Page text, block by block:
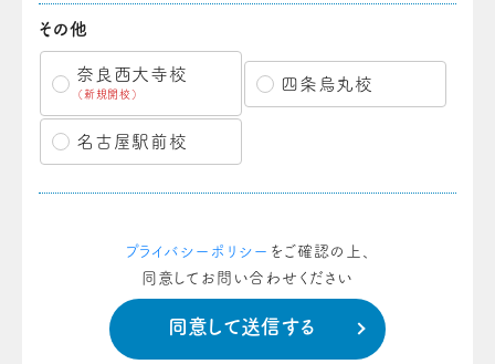
その他
奈良西大寺校
（新規開校）
四条烏丸校
名古屋駅前校
プライバシーポリシー をご確認の上、
同意してお問い合わせください